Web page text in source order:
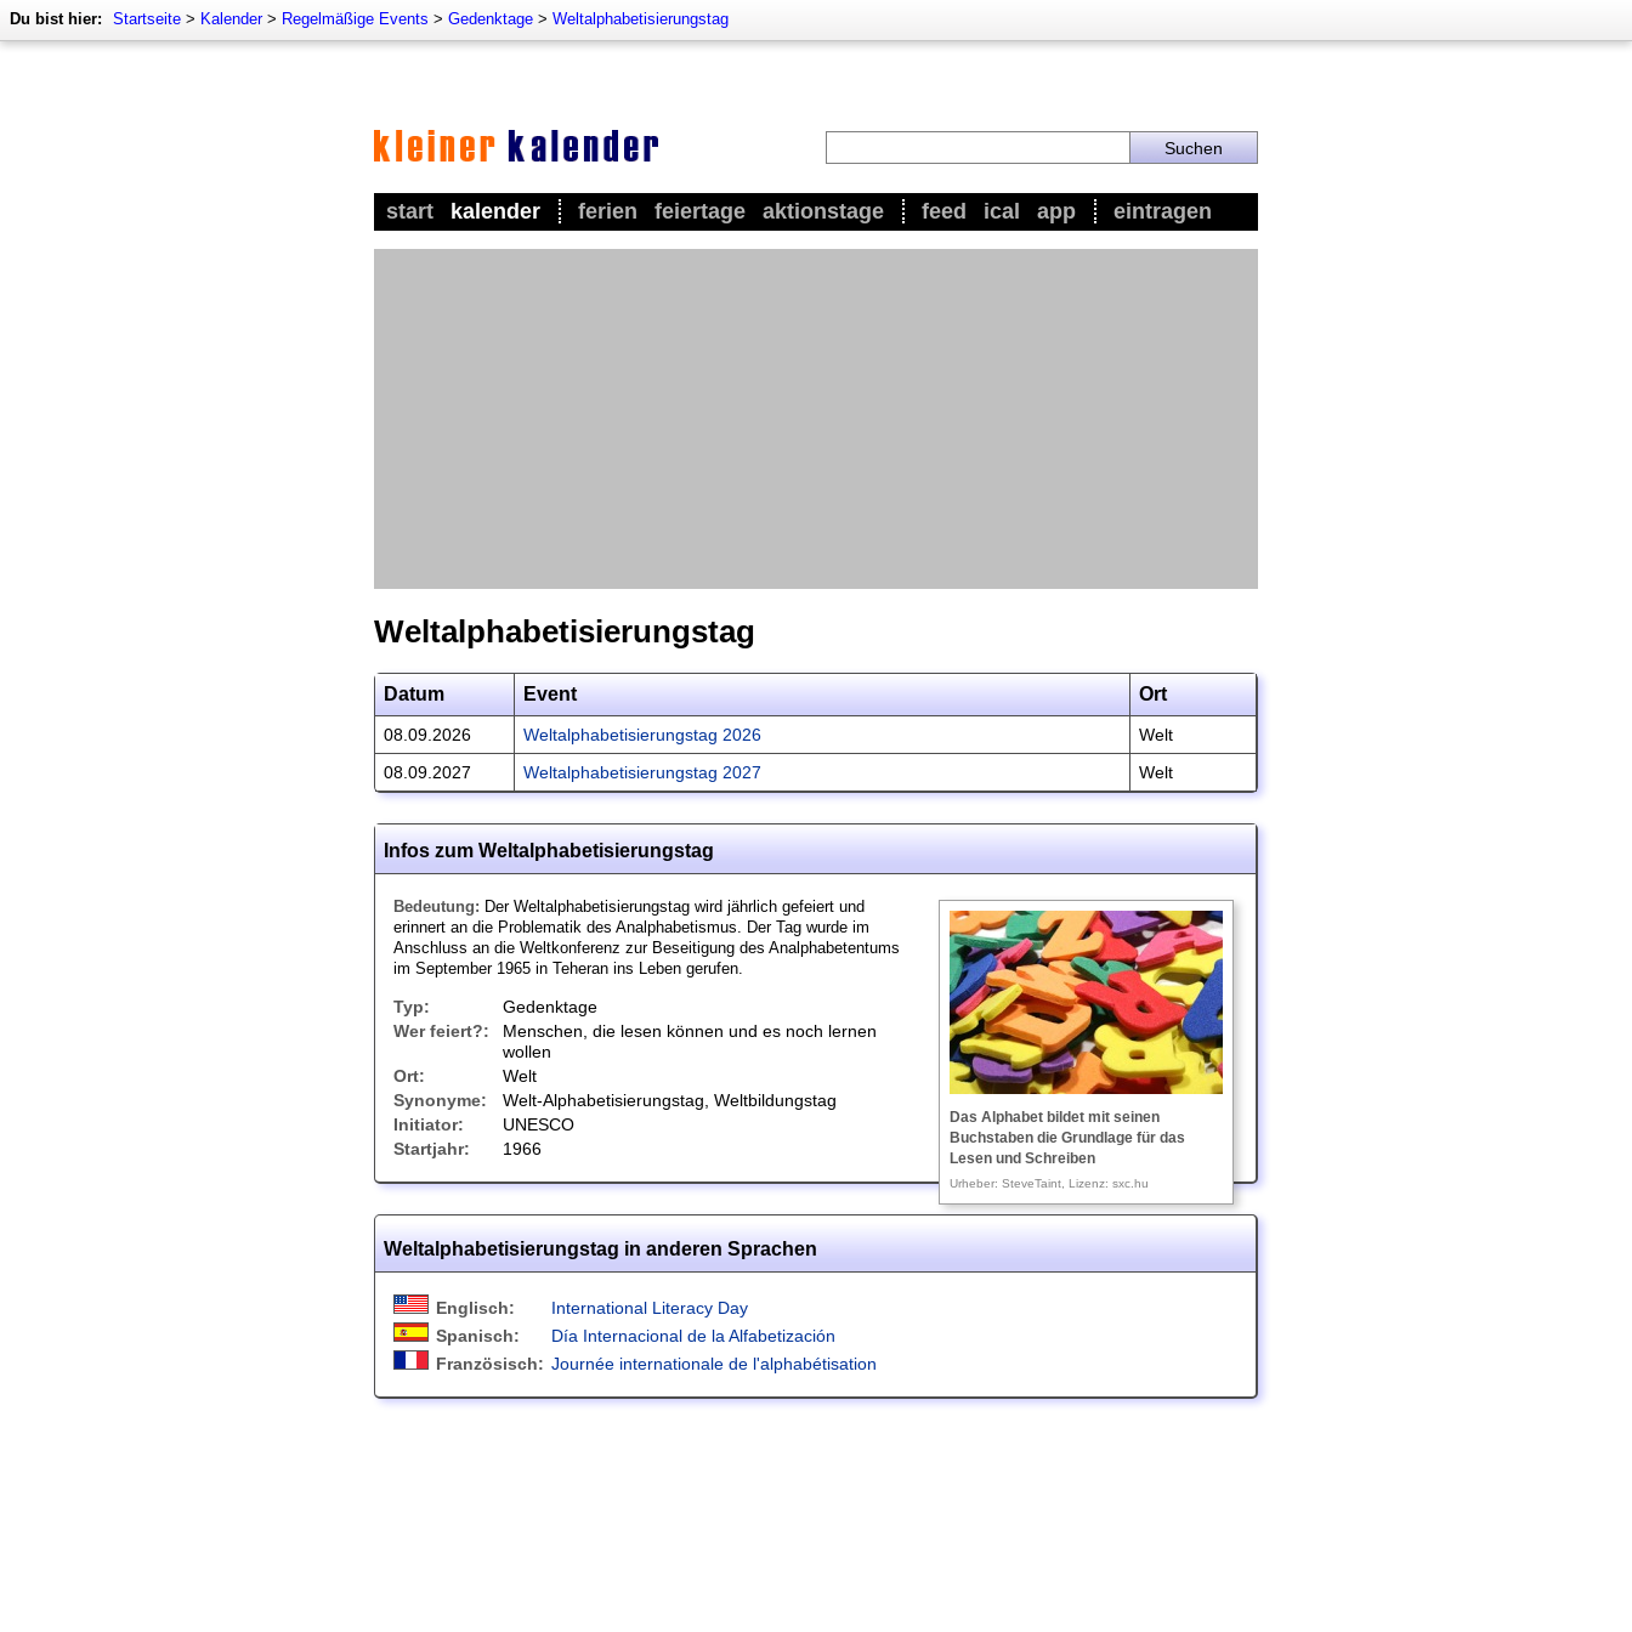
Du bist hier: Startseite > Kalender> Regelmäßige Events > Gedenktage > Weltalphabetisierungstag
start kalender ferien feiertage aktionstage feed ical app eintragen
Weltalphabetisierungstag
Datum Event Ort
08.09.2026 Weltalphabetisierungstag 2026
Welt
08.09.2027
Weltalphabetisierungstag 2027 Welt
Infos zum Weltalphabetisierungstag
Das Alphabet bildet mit seinen
Buchstaben die Grundlage für das
Lesen und Schreiben
Urheber: SteveTaint, Lizenz: sxc.hu
Bedeutung: Der Weltalphabetisierungstag wird jährlich gefeiert und
erinnert an die Problematik des Analphabetismus. Der Tag wurde im
Anschluss an die Weltkonferenz zur Beseitigung des Analphabetentums
im September 1965 in Teheran ins Leben gerufen.
Typ:
Gedenktage
Wer feiert?:
Menschen, die lesen können und es noch lernen
wollen
Ort:
Welt
Synonyme:
Welt-Alphabetisierungstag, Weltbildungstag
Initiator:
UNESCO
Startjahr:
1966
Weltalphabetisierungstag in anderen Sprachen
Englisch:
International Literacy Day
Spanisch:
Día Internacional de la Alfabetización
Französisch: Journée internationale de l'alphabétisation